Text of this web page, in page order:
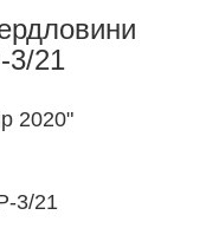
3/21
2020"
3/21